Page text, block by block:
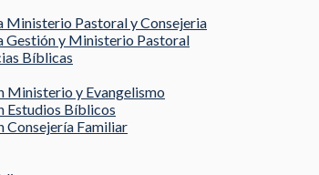
Ministerio Pastoral y Consejeria
Gestión y Ministerio Pastoral
Bíblicas
Ministerio y Evangelismo
Estudios Bíblicos
Consejería Familiar